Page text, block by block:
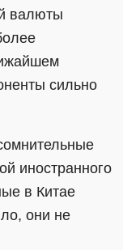
валюты
сильно
иностранного
в Китае
они не